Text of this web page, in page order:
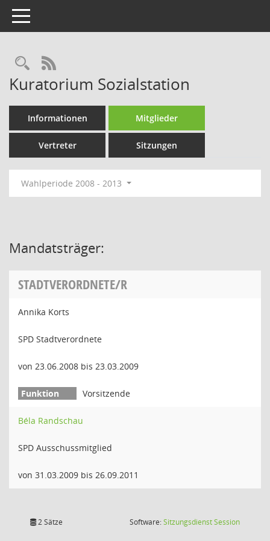
Toggle navigation
Rechercheauswahl
RSS-Feed
Kuratorium Sozialstation
Informationen Mitglieder
Vertreter Sitzungen
Wahlperiode 2008 - 2013
Mandatsträger:
STADTVERORDNETE/R
Annika Korts
SPD Stadtverordnete
von 23.06.2008 bis 23.03.2009
Vorsitzende
Béla Randschau
SPD Ausschussmitglied
von 31.03.2009 bis 26.09.2011
2 Sätze Software:SitzungsdienstSession(Wird in